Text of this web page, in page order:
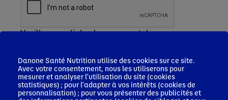
Veuillez remplir le champ recaptcha
Les informations que vous nous communiquez
font l'objet d'un traitement sur la base de votre
consentement, par Nutricia Nutrition Clinique
SAS, responsable de ce traitement, afin de vous
Danone Santé Nutrition utilise des cookies sur ce site.
Avec votre consentement, nous les utiliserons pour
mesurer et analyser l'utilisation du site (cookies
statistiques) ; pour l'adapter à vos intérêts (cookies de
personnalisation) ; pour vous présenter des publicités et